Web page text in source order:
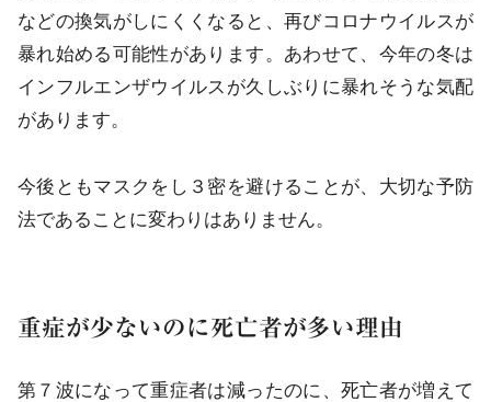
などの換気がしにくくなると、再びコロナウイルスが
暴れ始める可能性があります。あわせて、今年の冬は
インフルエンザウイルスが久しぶりに暴れそうな気配
があります。
今後ともマスクをし３密を避けることが、大切な予防
法であることに変わりはありません。
重症が少ないのに死亡者が多い理由
第７波になって重症者は減ったのに、死亡者が増えて